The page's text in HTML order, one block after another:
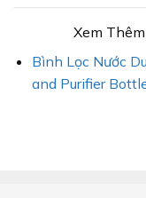
Xem
Bình Lọc Nước
and Purifier